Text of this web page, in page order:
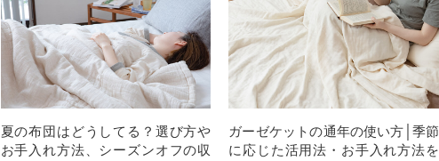
夏の布団はどうしてる？選び方や
お手入れ方法、シーズンオフの収
ガーゼケットの通年の使い方│季節
に応じた活用法・お手入れ方法を